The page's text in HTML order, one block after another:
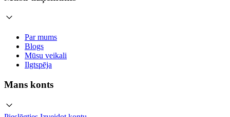
Par mums
Blogs
Mūsu veikali
Ilgtspēja
Mans konts